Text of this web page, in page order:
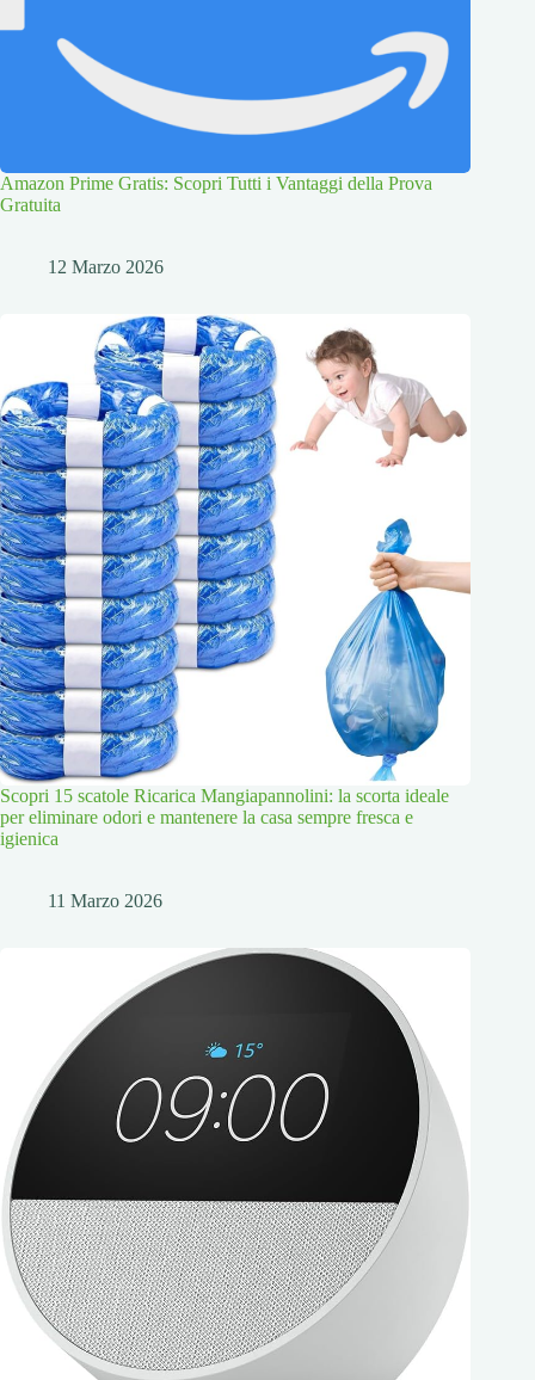
Amazon Prime Gratis: Scopri Tutti i Vantaggi della Prova
Gratuita
12 Marzo 2026
Scopri 15 scatole Ricarica Mangiapannolini: la scorta ideale
per eliminare odori e mantenere la casa sempre fresca e
igienica
11 Marzo 2026